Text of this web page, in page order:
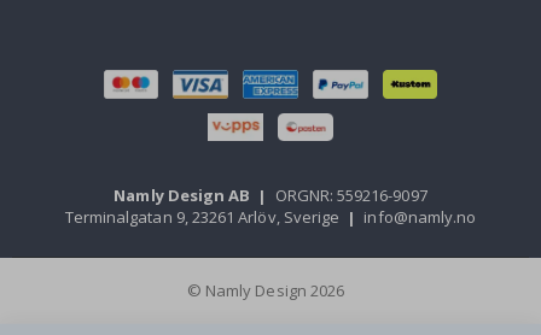
Namly Design AB |
ORGNR: 559216-9097
Terminalgatan 9, 23261 Arlöv, Sverige | info@namly.no
© Namly Design 2026